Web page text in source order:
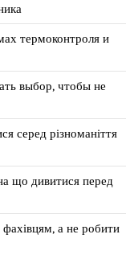
термоконтроля и
выбор, чтобы не
серед різноманіття
що дивитися перед
фахівцям, а не робити